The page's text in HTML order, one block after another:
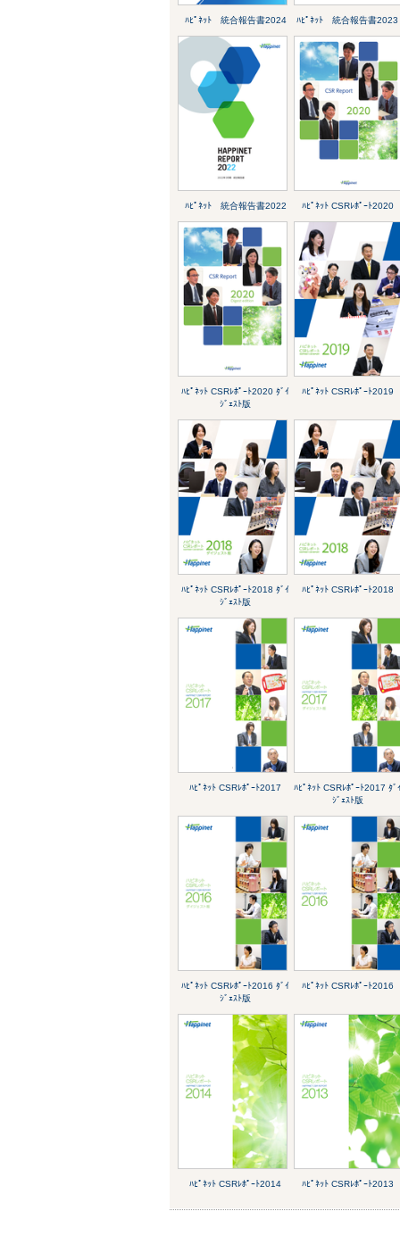
ﾊﾋﾟﾈｯﾄ 統合報告書2024 ﾊﾋﾟﾈｯﾄ 統合報告書2023
ﾊﾋﾟﾈｯﾄ 統合報告書2022 ﾊﾋﾟﾈｯﾄ CSRﾚﾎﾟｰﾄ2020
ﾊﾋﾟﾈｯﾄ CSRﾚﾎﾟｰﾄ2020 ﾀﾞｲ
ｼﾞｪｽﾄ版
ﾊﾋﾟﾈｯﾄ CSRﾚﾎﾟｰﾄ2019
ﾊﾋﾟﾈｯﾄ CSRﾚﾎﾟｰﾄ2018 ﾀﾞｲ
ｼﾞｪｽﾄ版
ﾊﾋﾟﾈｯﾄ CSRﾚﾎﾟｰﾄ2018
ﾊﾋﾟﾈｯﾄ CSRﾚﾎﾟｰﾄ2017
ﾊﾋﾟﾈｯﾄ CSRﾚﾎﾟｰﾄ2017 ﾀﾞ
ｼﾞｪｽﾄ版
ﾊﾋﾟﾈｯﾄ CSRﾚﾎﾟｰﾄ2016 ﾀﾞｲ
ｼﾞｪｽﾄ版
ﾊﾋﾟﾈｯﾄ CSRﾚﾎﾟｰﾄ2016
ﾊﾋﾟﾈｯﾄ CSRﾚﾎﾟｰﾄ2014 ﾊﾋﾟﾈｯﾄ CSRﾚﾎﾟｰﾄ2013